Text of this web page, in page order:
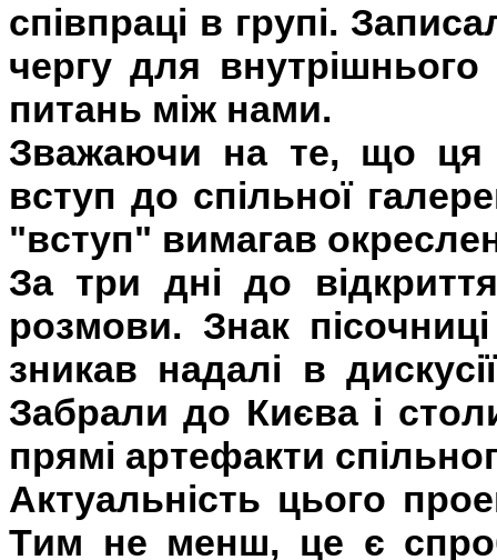
співпраці в групі.
чергу для
питань між нами.
Зважаючи на те, що ця
вступ до спільної
"вступ" вимагав
За три дні до
розмови. Знак
зникав надалі в
Забрали до Києва і
прямі артефакти
Актуальність цього
Тим не менш, це є